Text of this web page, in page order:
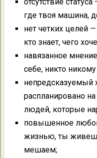
где твоя машина,
нет четких целей
кто знает, чего
навязанное
себе, никто
непредсказуемый
распланировано
людей, которые
повышенное
жизнью, ты
мешаем;